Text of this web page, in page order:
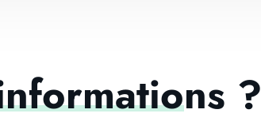
?